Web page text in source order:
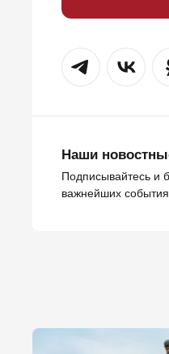
Наши
Подписывайтесь и
важнейших